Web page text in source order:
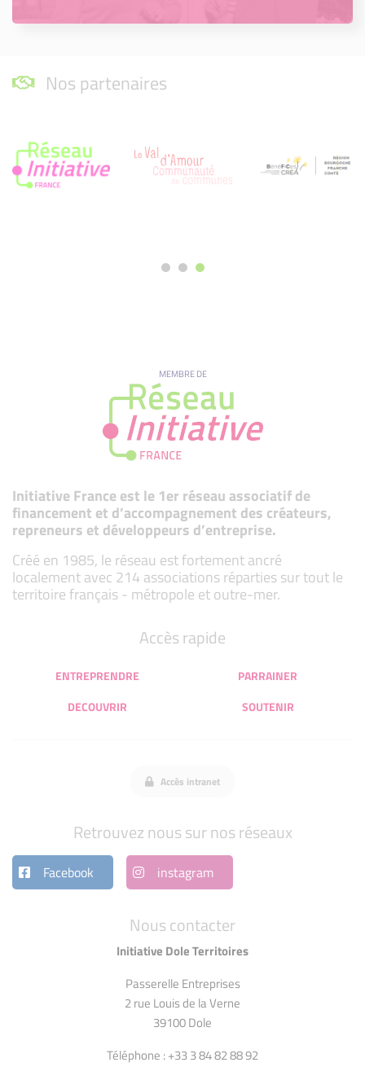
Nos partenaires
MEMBRE DE
Initiative France est le 1er réseau associatif de
financement et d’accompagnement des créateurs,
repreneurs et développeurs d’entreprise.
Créé en 1985, le réseau est fortement ancré
localement avec 214 associations réparties sur tout le
territoire français - métropole et outre-mer.
Nous contacter
Initiative Dole Territoires
Passerelle Entreprises
2 rue Louis de la Verne
39100 Dole
Téléphone : +33 3 84 82 88 92
Accès rapide
ENTREPRENDRE
PARRAINER
DECOUVRIR
SOUTENIR
Accès intranet
Retrouvez nous sur nos réseaux
Facebook instagram